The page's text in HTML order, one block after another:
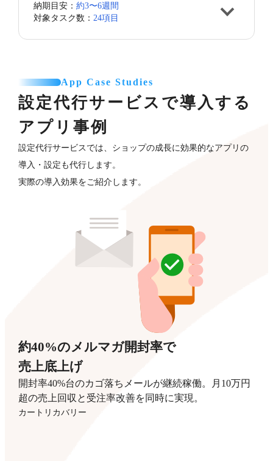
納期目安：約3〜6週間
対象タスク数： 24項目
App Case Studies
設定代行サービスで導入する
アプリ事例
設定代行サービスでは、ショップの成長に効果的なアプリの
導入・設定も代行します。
実際の導入効果をご紹介します。
約40%のメルマガ開封率で
売上底上げ
開封率40%台のカゴ落ちメールが継続稼働。月10万円
超の売上回収と受注率改善を同時に実現。
カートリカバリー